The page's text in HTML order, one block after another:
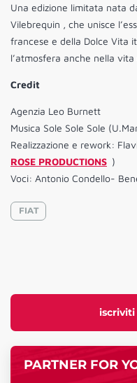
PARTNER FOR
Una edizione limitata nata
Vilebrequin , che unisce
francese e della Dolce Vita
l’atmosfera anche nella
Credit
Agenzia Leo Burnett
Musica Sole Sole Sole
Realizzazione e rework:
ROSE PRODUCTIONS )
Voci: Antonio Condello-
FIAT